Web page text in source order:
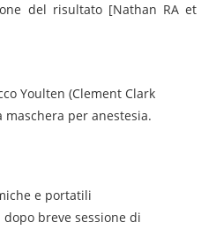
del risultato [Nathan RA et
Youlten (Clement Clark
per anestesia.
e portatili
breve sessione di